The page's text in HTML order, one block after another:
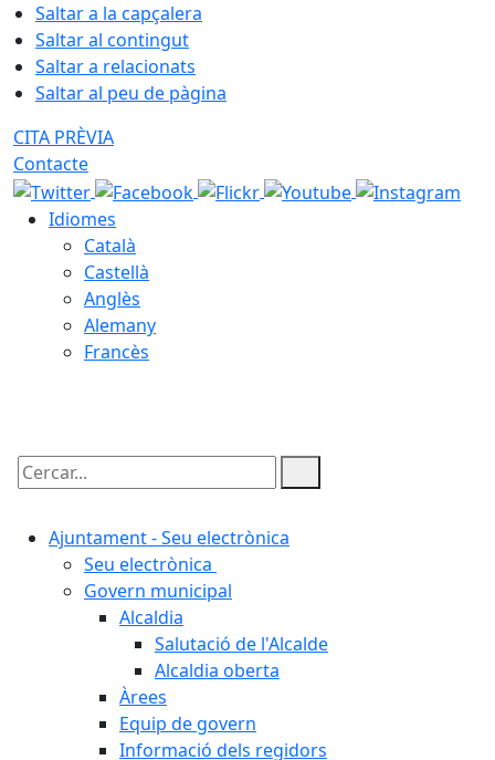
Saltar a la capçalera
Saltar al contingut
Saltar a relacionats
Saltar al peu de pàgina
CITA PRÈVIA
Contacte
Idiomes
Català
Castellà
Anglès
Alemany
Francès
Cercar:
Ajuntament - Seu electrònica
Seu electrònica
Govern municipal
Alcaldia
Salutació de l'Alcalde
Alcaldia oberta
Àrees
Equip de govern
Informació dels regidors